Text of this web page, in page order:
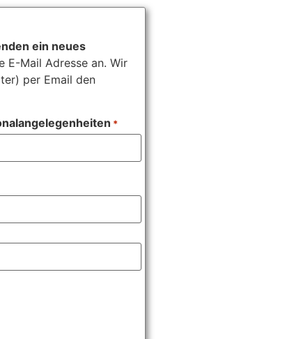
ein neues
E-Mail Adresse an. Wir
per Email den
*